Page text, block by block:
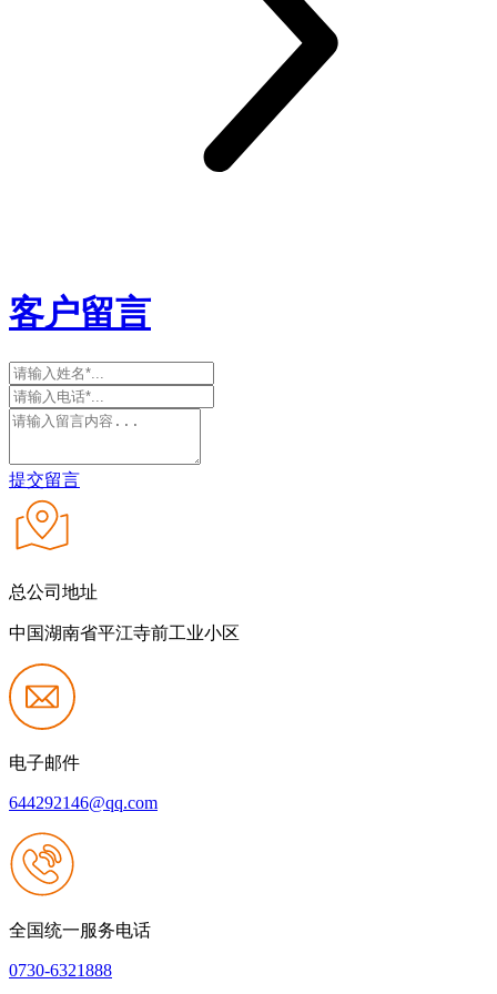
客户留言
提交留言
总公司地址
中国湖南省平江寺前工业小区
电子邮件
644292146@qq.com
全国统一服务电话
0730-6321888